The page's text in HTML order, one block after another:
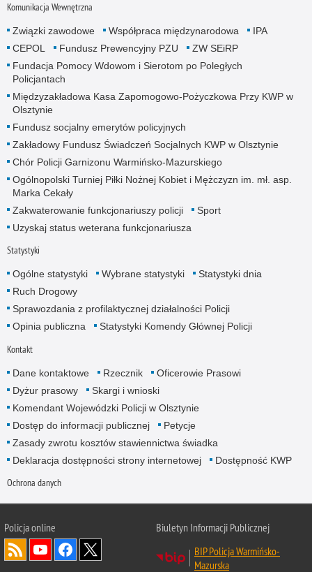
Komunikacja Wewnętrzna
Związki zawodowe Współpraca międzynarodowa
IPA
CEPOL
Fundusz Prewencyjny PZU
ZW SEiRP
Fundacja Pomocy Wdowom i Sierotom po Poległych
Policjantach
Międzyzakładowa Kasa Zapomogowo-Pożyczkowa Przy KWP w
Olsztynie
Fundusz socjalny emerytów policyjnych
Zakładowy Fundusz Świadczeń Socjalnych KWP w Olsztynie
Chór Policji Garnizonu Warmińsko-Mazurskiego
Ogólnopolski Turniej Piłki Nożnej Kobiet i Mężczyzn im. mł. asp.
Marka Cekały
Zakwaterowanie funkcjonariuszy policji
Sport
Uzyskaj status weterana funkcjonariusza
Statystyki
Ogólne statystyki Wybrane statystyki
Statystyki dnia
Ruch Drogowy
Sprawozdania z profilaktycznej działalności Policji
Opinia publiczna
Statystyki Komendy Głównej Policji
Kontakt
Dane kontaktowe Rzecznik
Oficerowie Prasowi
Dyżur prasowy
Skargi i wnioski
Komendant Wojewódzki Policji w Olsztynie
Dostęp do informacji publicznej
Petycje
Zasady zwrotu kosztów stawiennictwa świadka
Deklaracja dostępności strony internetowej
Dostępność KWP
Ochrona danych
Policja online
Biuletyn Informacji Publicznej
BIP Policja Warmińsko-
Mazurska